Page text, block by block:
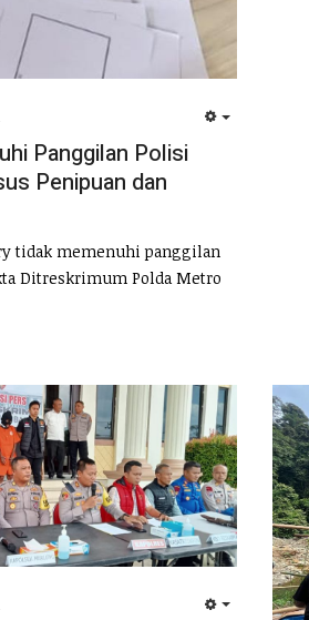
Panggilan Polisi
Penipuan dan
tidak memenuhi panggilan
Ditreskrimum Polda Metro